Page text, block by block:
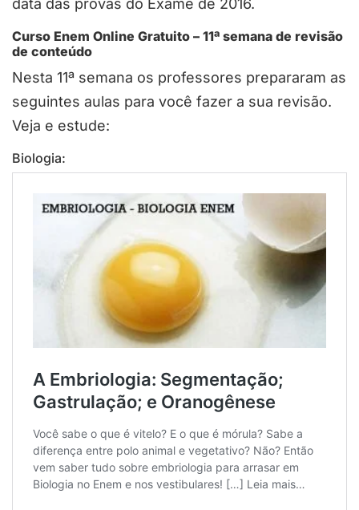
data das provas do Exame de 2016.
Curso Enem Online Gratuito – 11ª semana de revisão
de conteúdo
Nesta 11ª semana os professores prepararam as
seguintes aulas para você fazer a sua revisão.
Veja e estude:
Biologia: